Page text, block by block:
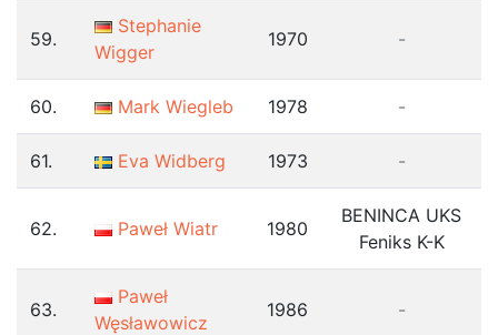
59.
Stephanie
Wigger
1970 -
60. Mark Wiegleb 1978 -
61. Eva Widberg 1973 -
62. Paweł Wiatr 1980
BENINCA UKS
Feniks K-K
63.
Paweł
Węsławowicz
1986 -